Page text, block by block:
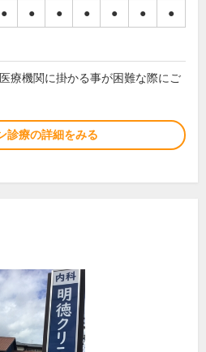
● ● ● ● ● ● ●
療機関に掛かる事が困難な際にご
診療の詳細をみる